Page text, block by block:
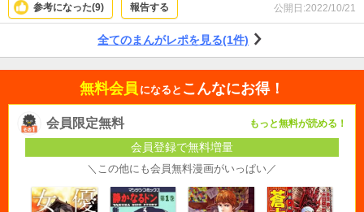
参考になった(9) 報告する 公開日:2022/10/21
全てのまんがレポを見る(1件)
無料会員 になると こんなにお得！
会員限定無料 もっと無料が読める！
会員登録で無料増量
＼この他にも会員無料漫画がいっぱい／